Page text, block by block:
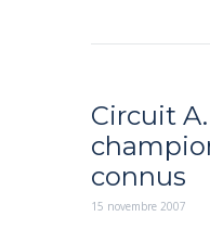
Circuit
connus
15 novembre 2007